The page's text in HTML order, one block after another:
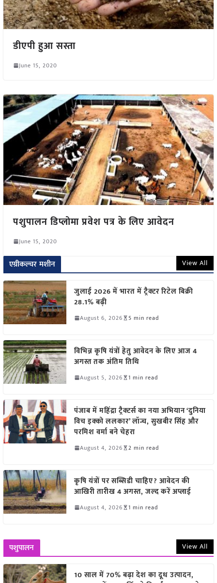
डीएपी हुआ सस्ता
June 15, 2020
पशुपालन डिप्लोमा प्रवेश पत्र के लिए आवेदन
June 15, 2020
एग्रीकल्चर मशीन View All
जुलाई 2026 में भारत में ट्रैक्टर रिटेल बिक्री
28.1% बढ़ी
August 6, 2026 5 min read
विभिन्न कृषि यंत्रों हेतु आवेदन के लिए आज 4
अगस्त तक अंतिम तिथि
August 5, 2026 1 min read
पंजाब में महिंद्रा ट्रैक्टर्स का नया अभियान ‘दुनिया
विच इक्को ललकार’ लॉन्च, सुखबीर सिंह और
परमिश वर्मा बने चेहरा
August 4, 2026 2 min read
कृषि यंत्रों पर सब्सिडी चाहिए? आवेदन की
आखिरी तारीख 4 अगस्त, जल्द करें अप्लाई
August 4, 2026 1 min read
पशुपालन View All
10 साल में 70% बढ़ा देश का दूध उत्पादन,